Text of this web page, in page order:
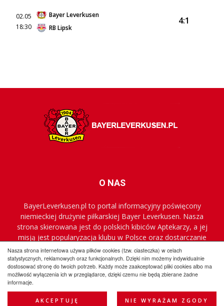
Nasza strona internetowa używa plików cookies (tzw. ciasteczka) w celach
statystycznych, reklamowych oraz funkcjonalnych. Dzięki nim możemy indywidualnie
dostosować stronę do twoich potrzeb. Każdy może zaakceptować pliki cookies albo ma
możliwość wyłączenia ich w przeglądarce, dzięki czemu nie będą zbierane żadne
informacje.
AKCEPTUJĘ NIE WYRAŻAM ZGODY
02.05
18:30
Bayer Leverkusen
RB Lipsk
4:1
O NAS
BayerLeverkusen.pl to portal informacyjny poświęcony
niemieckiej drużynie piłkarskiej Bayer Leverkusen. Nasza
strona skierowana jest do polskich kibiców Aptekarzy, a jej
misją jest popularyzacja klubu w Polsce oraz dostarczanie
najnowszych informacji.
Regulamin Współpraca Reklama
Polityka prywatności
© BayerLeverkusen.pl 2009-2025 All Rights Reserved.